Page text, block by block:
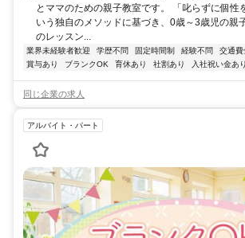
とママのための親子教室です。 「叱らずに個性
いう独自のメソッドに基づき、0歳～3歳児の親
のレッスン...
業界未経験者歓迎 学歴不問 固定時間制 経験不問 交通費
賞与あり
ブランクOK 育休あり 社割あり 入社祝い金あり
同じ企業の求人
アルバイト・パート